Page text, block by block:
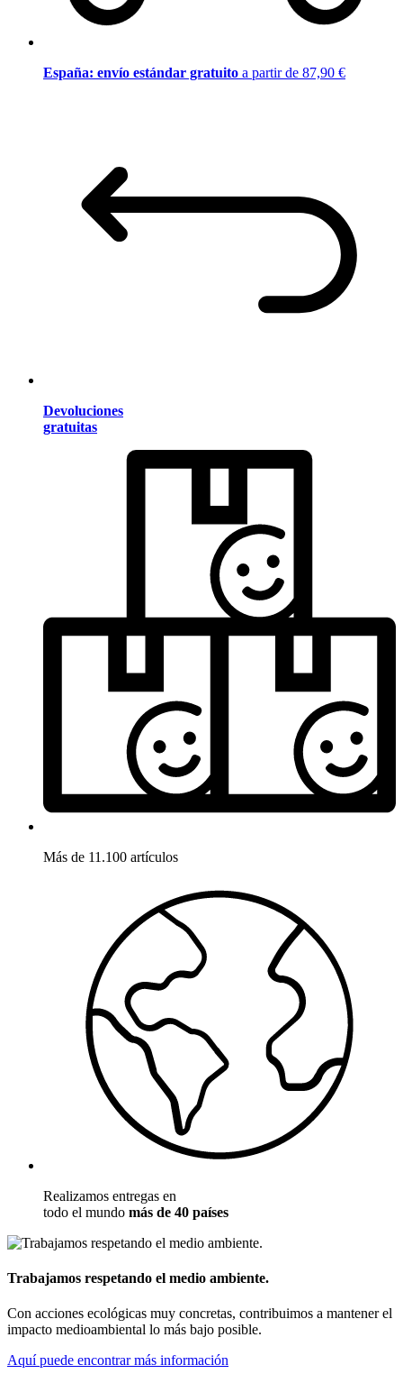
España: envío estándar gratuito a partir de 87,90 €
Devoluciones
gratuitas
Más de 11.100 artículos
Realizamos entregas en
todo el mundo más de 40 países
Trabajamos respetando el medio ambiente.
Con acciones ecológicas muy concretas, contribuimos a mantener el
impacto medioambiental lo más bajo posible.
Aquí puede encontrar más información